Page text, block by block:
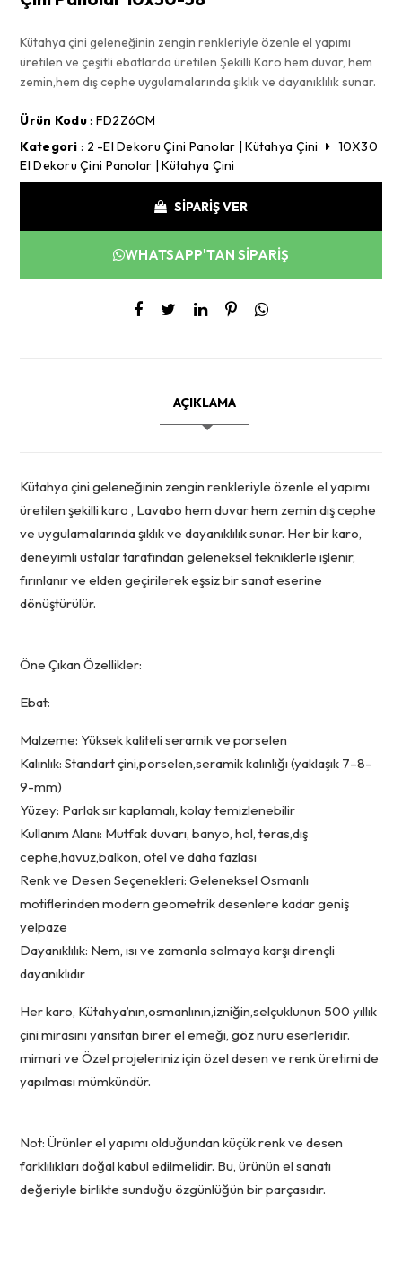
Kütahya çini geleneğinin zengin renkleriyle özenle el yapımı
üretilen ve çeşitli ebatlarda üretilen Şekilli Karo hem duvar, hem
zemin,hem dış cephe uygulamalarında şıklık ve dayanıklılık sunar.
Ürün Kodu: FD2Z6OM
Kategori : 2 -El Dekoru Çini Panolar | Kütahya Çini
10X30
El Dekoru Çini Panolar | Kütahya Çini
SİPARİŞ VER
WHATSAPP'TAN SİPARİŞ
AÇIKLAMA
Kütahya çini geleneğinin zengin renkleriyle özenle el yapımı
üretilen şekilli karo , Lavabo hem duvar hem zemin dış cephe
ve uygulamalarında şıklık ve dayanıklılık sunar. Her bir karo,
deneyimli ustalar tarafından geleneksel tekniklerle işlenir,
fırınlanır ve elden geçirilerek eşsiz bir sanat eserine
dönüştürülür.
Öne Çıkan Özellikler:
Ebat:
Malzeme: Yüksek kaliteli seramik ve porselen
Kalınlık: Standart çini,porselen,seramik kalınlığı (yaklaşık 7–8-
9-mm)
Yüzey: Parlak sır kaplamalı, kolay temizlenebilir
Kullanım Alanı: Mutfak duvarı, banyo, hol, teras,dış
cephe,havuz,balkon, otel ve daha fazlası
Renk ve Desen Seçenekleri: Geleneksel Osmanlı
motiflerinden modern geometrik desenlere kadar geniş
yelpaze
Dayanıklılık: Nem, ısı ve zamanla solmaya karşı dirençli
dayanıklıdır
Her karo, Kütahya’nın,osmanlının,izniğin,selçuklunun 500 yıllık
çini mirasını yansıtan birer el emeği, göz nuru eserleridir.
mimari ve Özel projeleriniz için özel desen ve renk üretimi de
yapılması mümkündür.
Not: Ürünler el yapımı olduğundan küçük renk ve desen
farklılıkları doğal kabul edilmelidir. Bu, ürünün el sanatı
değeriyle birlikte sunduğu özgünlüğün bir parçasıdır.